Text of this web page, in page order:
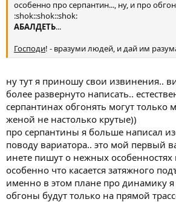
особенно про серпантин..., ну, и про
:shok::shok::shok:
АБАЛДЕТЬ...
Господи! - вразуми людей, и дай им
ну тут я приношу свои извинения..
более развернуто написать..
серпантинах обгонять могут только
женой не настолько крутые))
про серпантины я больше написал
поводу вариатора.. это мой первый
инете пишут о нежных особенностях
особенно что касается затяжного
именно в этом плане про динамику я
обгоны будут только на прямой